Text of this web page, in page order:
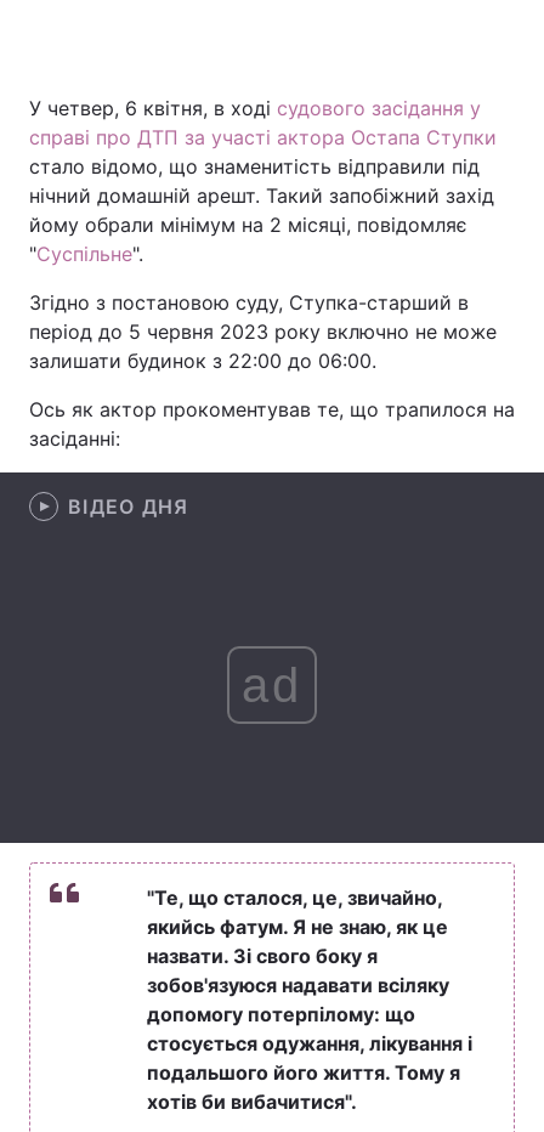
Головна Війна
Україна Політика
Економіка
Спорт
Техно і зв'язок Лайт
Зброя
Статті
У четвер, 6 квітня, в ході судового засідання у
справі про ДТП за участі актора Остапа Ступки
стало відомо, що знаменитість відправили під
нічний домашній арешт. Такий запобіжний захід
йому обрали мінімум на 2 місяці, повідомляє
"Суспільне".
Згідно з постановою суду, Ступка-старший в
період до 5 червня 2023 року включно не може
залишати будинок з 22:00 до 06:00.
Ось як актор прокоментував те, що трапилося на
засіданні:
ВІДЕО ДНЯ
ad
"Те, що сталося, це, звичайно,
якийсь фатум. Я не знаю, як це
назвати. Зі свого боку я
зобов'язуюся надавати всіляку
допомогу потерпілому: що
стосується одужання, лікування і
подальшого його життя. Тому я
хотів би вибачитися".